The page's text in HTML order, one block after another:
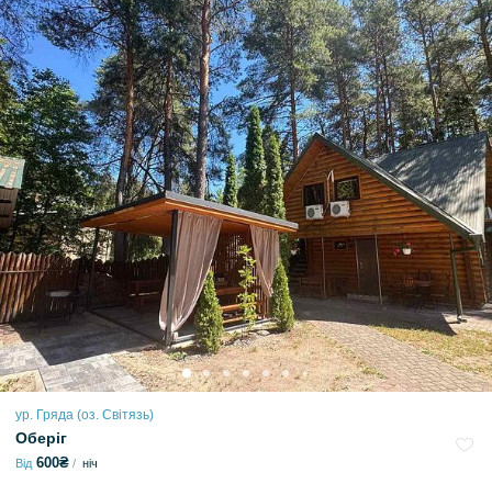
ур. Гряда (оз. Світязь)
Оберіг
Від 600₴ ніч